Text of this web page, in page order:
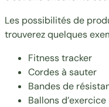
Les possibilités de
trouverez quelques
Fitness tracker
Cordes à sauter
Bandes de
Ballons d’exercice